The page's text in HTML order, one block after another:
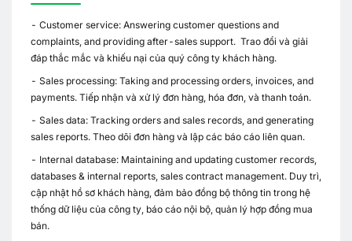
- Customer service: Answering customer questions and
complaints, and providing after-sales support. Trao đổi và giải
đáp thắc mắc và khiếu nại của quý công ty khách hàng.
- Sales processing: Taking and processing orders, invoices, and
payments. Tiếp nhận và xử lý đơn hàng, hóa đơn, và thanh toán.
- Sales data: Tracking orders and sales records, and generating
sales reports. Theo dõi đơn hàng và lập các báo cáo liên quan.
- Internal database: Maintaining and updating customer records,
databases & internal reports, sales contract management. Duy trì,
cập nhật hồ sơ khách hàng, đảm bảo đồng bộ thông tin trong hệ
thống dữ liệu của công ty, báo cáo nội bộ, quản lý hợp đồng mua
bán.